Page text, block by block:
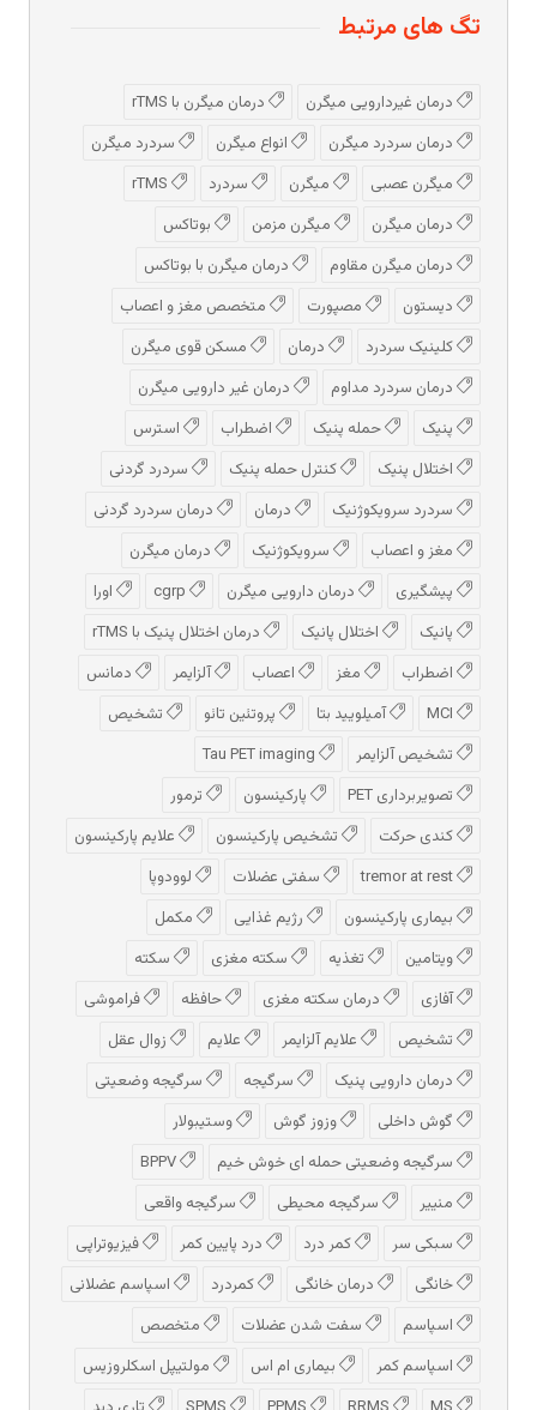
تگ های مرتبط
درمان غیردارویی میگرن
درمان میگرن با rTMS
درمان سردرد میگرن
انواع میگرن
سردرد میگرن
میگرن عصبی
میگرن سردرد
درمان میگرن
میگرن مزمن
بوتاکس
درمان میگرن مقاوم
درمان میگرن با بوتاکس
دیستون
مصپورت
متخصص مغز و اعصاب
کلینیک سردرد
درمان
مسکن قوی میگرن
درمان سردرد مداوم
درمان غیر دارویی میگرن
پنیک
حمله پنیک اضطراب
استرس
اختلال پنیک
کنترل حمله پنیک
سردرد گردنی
سردرد سرویکوژنیک
درمان
درمان سردرد گردنی
مغز و اعصاب
سرویکوژنیک
درمان میگرن
پیشگیری
درمان دارویی میگرن
اورا
پانیک
اختلال پانیک
درمان اختلال پنیک با rTMS
اضطراب
مغز اعصاب آلزایمر
دمانس
آمیلویید بتا پروتئین تائو
تشخیص
تشخیص آلزایمر
تصویربرداری PET
پارکینسون
ترمور
کندی حرکت
تشخیص پارکینسون
علایم پارکینسون
سفتی عضلات
لوودوپا
بیماری پارکینسون
رژیم غذایی
مکمل
ویتامین
تغذیه سکته مغزی
سکته
آفازی
درمان سکته مغزی حافظه
فراموشی
تشخیص
علایم آلزایمر علایم
زوال عقل
درمان دارویی پنیک
سرگیجه
سرگیجه وضعیتی
گوش داخلی
وزوز گوش
وستیبولار
سرگیجه وضعیتی حمله ای خوش خیم
منییر
سرگیجه محیطی
سرگیجه واقعی
سبکی سر
کمر درد درد پایین کمر
فیزیوتراپی
خانگی
درمان خانگی کمردرد
اسپاسم عضلانی
اسپاسم
سفت شدن عضلات
متخصص
اسپاسم کمر
بیماری ام اس
مولتیپل اسکلروزیس